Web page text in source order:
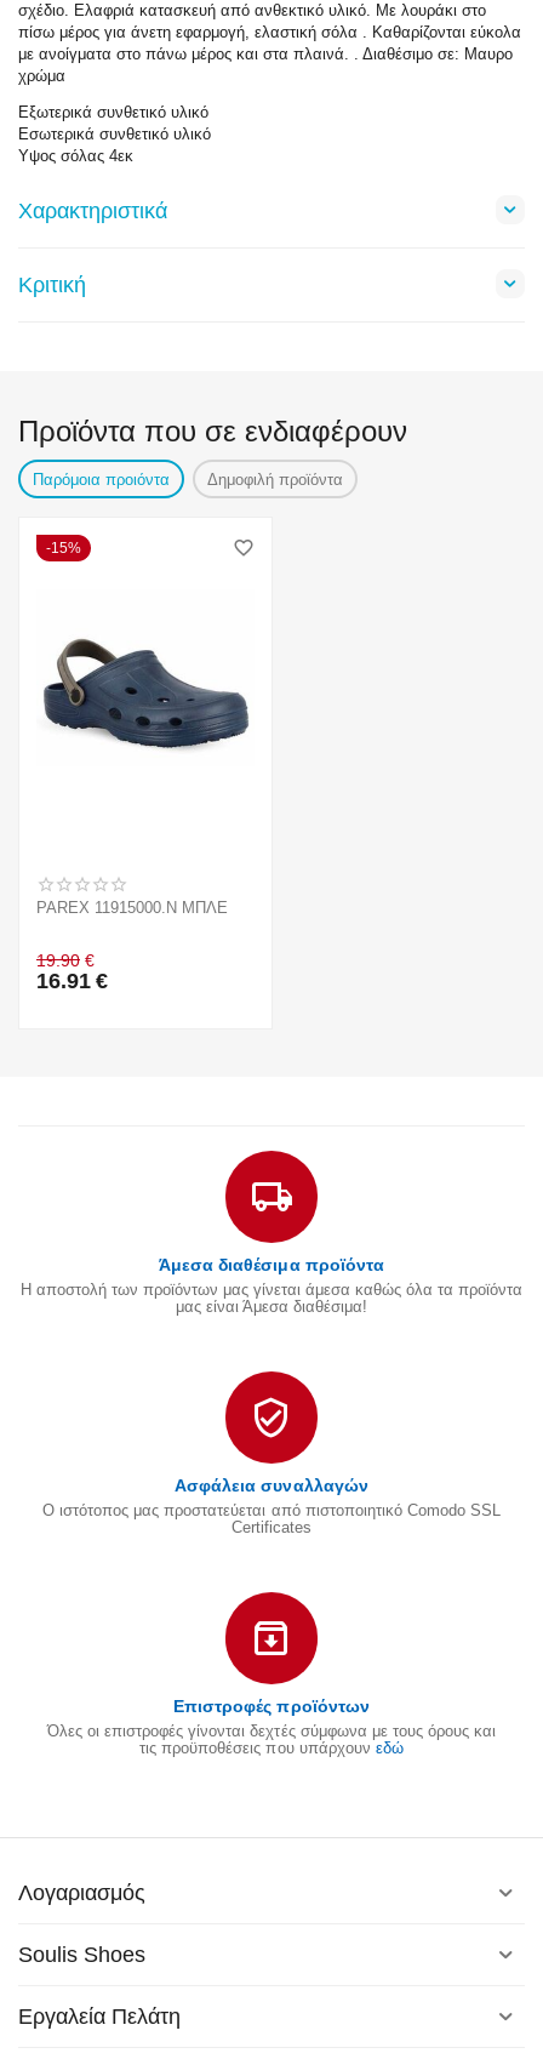
σχέδιο. Ελαφριά κατασκευή από ανθεκτικό υλικό. Με λουράκι στο
πίσω μέρος για άνετη εφαρμογή, ελαστική σόλα . Kαθαρίζονται εύκολα
με ανοίγματα στο πάνω μέρος και στα πλαινά. . Διαθέσιμο σε: Μαυρο
χρώμα
Εξωτερικά συνθετικό υλικό
Εσωτερικά συνθετικό υλικό
Υψος σόλας 4εκ
Χαρακτηριστικά
Κριτική
Προϊόντα που σε ενδιαφέρουν
Παρόμοια προιόντα Δημοφιλή προϊόντα
15%
PAREX 11915000.N ΜΠΛΕ
19.90 €
16.91 €
Άμεσα διαθέσιμα προϊόντα
Η αποστολή των προϊόντων μας γίνεται άμεσα καθώς όλα τα προϊόντα
μας είναι Άμεσα διαθέσιμα!
Ασφάλεια συναλλαγών
Ο ιστότοπος μας προστατεύεται από πιστοποιητικό Comodo SSL
Certificates
Επιστροφές προϊόντων
Όλες οι επιστροφές γίνονται δεχτές σύμφωνα με τους όρους και
τις προϋποθέσεις που υπάρχουν εδώ
Λογαριασμός
Soulis Shoes
Εργαλεία Πελάτη